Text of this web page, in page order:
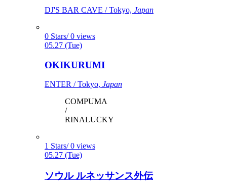
DJ'S BAR CAVE / Tokyo, Japan
0 Stars/ 0 views
05.27 (Tue)
OKIKURUMI
ENTER / Tokyo, Japan
COMPUMA
/
RINALUCKY
1 Stars/ 0 views
05.27 (Tue)
ソウル ルネッサンス外伝